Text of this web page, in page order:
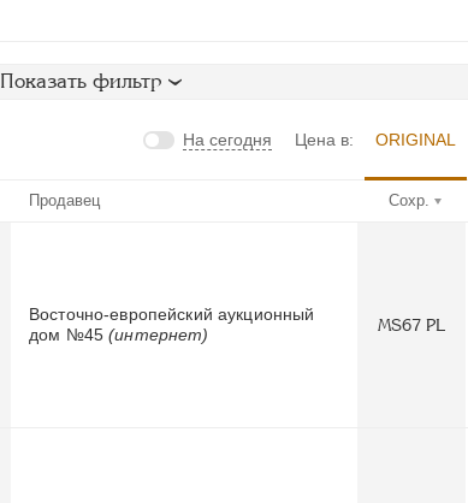
Показать фильтр
На сегодня Цена в: ORIGINAL
Продавец Сохр.
Восточно-европейский аукционный
дом №45(интернет)
MS67 PL